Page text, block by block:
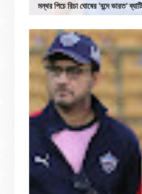
মন্থর পিচে রিচা ঘোষের ‘বন্দে ভারত’